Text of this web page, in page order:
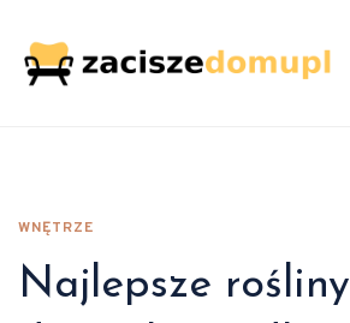
WNĘTRZE
Najlepsze rośliny